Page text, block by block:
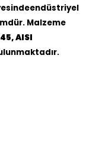
Malzeme
AISI